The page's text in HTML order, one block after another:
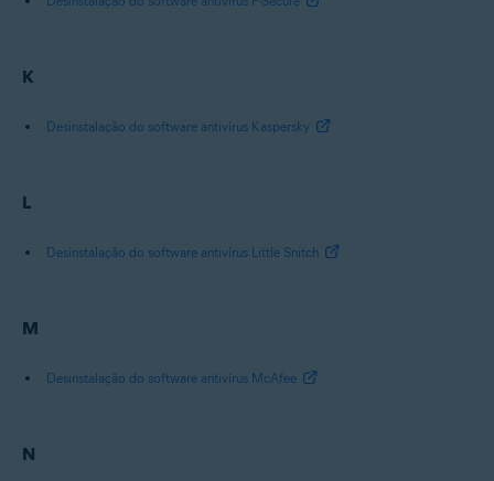
K
Desinstalação do software antivírus Kaspersky
L
Desinstalação do software antivírus Little Snitch
M
Desinstalação do software antivírus McAfee
N